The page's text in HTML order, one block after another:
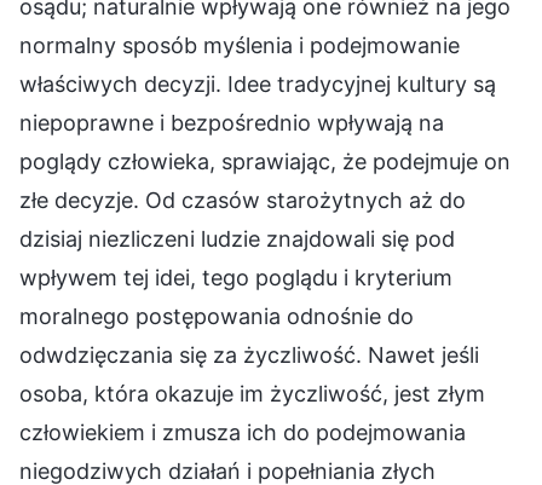
osądu; naturalnie wpływają one również na jego
normalny sposób myślenia i podejmowanie
właściwych decyzji. Idee tradycyjnej kultury są
niepoprawne i bezpośrednio wpływają na
poglądy człowieka, sprawiając, że podejmuje on
złe decyzje. Od czasów starożytnych aż do
dzisiaj niezliczeni ludzie znajdowali się pod
wpływem tej idei, tego poglądu i kryterium
moralnego postępowania odnośnie do
odwdzięczania się za życzliwość. Nawet jeśli
osoba, która okazuje im życzliwość, jest złym
człowiekiem i zmusza ich do podejmowania
niegodziwych działań i popełniania złych